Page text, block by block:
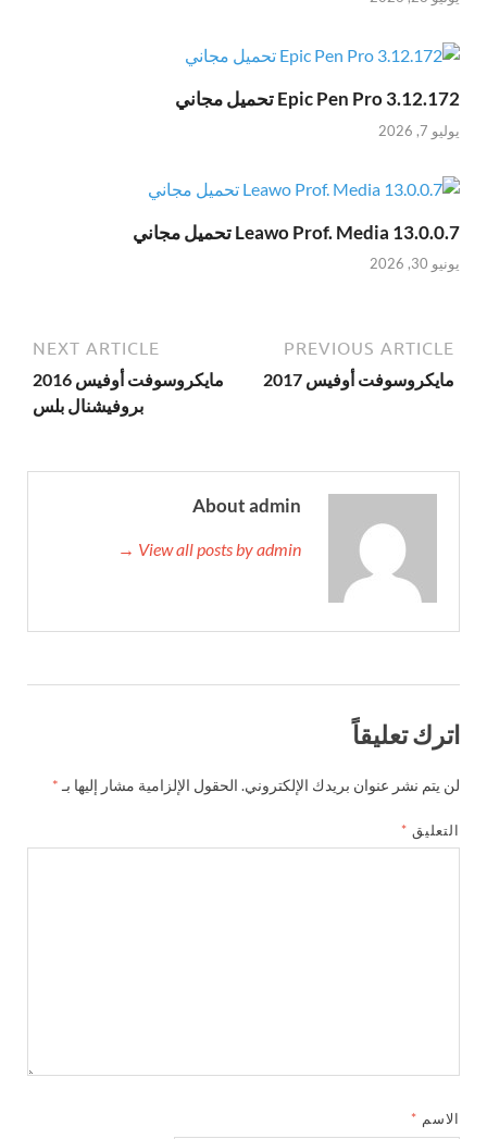
Epic Pen Pro 3.12.172 تحميل مجاني
يوليو 7, 2026
Leawo Prof. Media 13.0.0.7 تحميل مجاني
يونيو 30, 2026
PREVIOUS ARTICLE
مايكروسوفت أوفيس 2017
NEXT ARTICLE
مايكروسوفت أوفيس 2016
بروفيشنال بلس
About admin
View all posts by admin →
اترك تعليقاً
لن يتم نشر عنوان بريدك الإلكتروني. الحقول الإلزامية مشار إليها بـ *
التعليق *
الاسم *